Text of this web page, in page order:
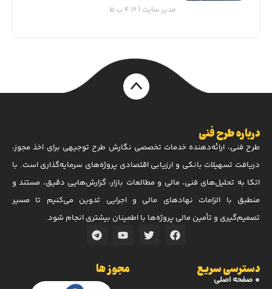
مدیر سایت 4:16 ب.ظ
درباره طرح فنی
طرح فنی، ارائه‌دهنده خدمات تخصصی نگارش طرح توجیهی برای اخذ مجوز،
دریافت تسهیلات بانکی و ارزیابی اقتصادی پروژه‌های سرمایه‌گذاری است. با
اتکا به تحلیل‌های فنی، مالی و مطالعات بازار، گزارش‌هایی دقیق، مستند و
منطبق با الزامات نهادهای مالی و اجرایی تدوین می‌کنیم تا مسیر
تصمیم‌گیری و تأمین مالی پروژه‌ها با اطمینان بیشتری انجام شود.
دسترسی سریع
صفحه اصلی
مجوز ها